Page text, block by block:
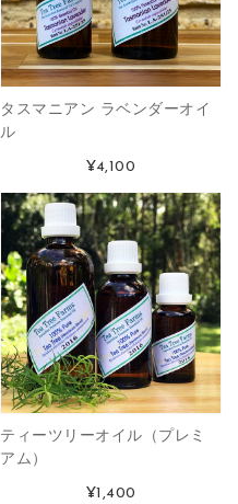
タスマニアン ラベンダーオイ
ル
¥4,100
ティーツリーオイル（プレミ
アム）
¥1,400